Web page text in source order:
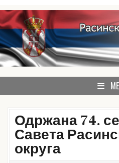
Skip
to
content
Расински
званична презентација
Одржана 74.
Савета
округа